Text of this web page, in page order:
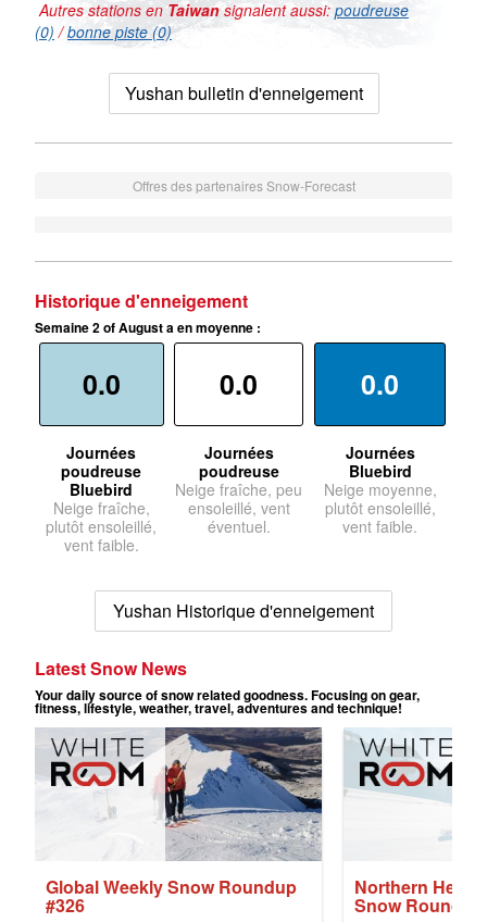
Autres stations en Taiwansignalent aussi: poudreuse
(0) /bonne piste (0)
Yushan bulletin d'enneigement
Offres des partenaires Snow-Forecast
Historique d'enneigement
Semaine 2 of August a en moyenne :
0.0
Journées
poudreuse
Bluebird
Neige fraîche,
plutôt ensoleillé,
vent faible.
0.0
Journées
poudreuse
Neige fraîche, peu
ensoleillé, vent
éventuel.
0.0
Journées
Bluebird
Neige moyenne,
plutôt ensoleillé,
vent faible.
Yushan Historique d'enneigement